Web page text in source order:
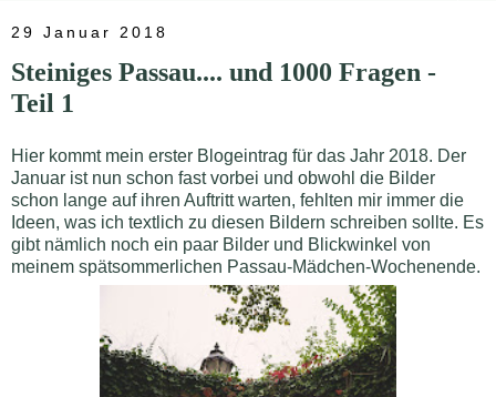
29 Januar 2018
Steiniges Passau.... und 1000 Fragen -
Teil 1
Hier kommt mein erster Blogeintrag für das Jahr 2018. Der
Januar ist nun schon fast vorbei und obwohl die Bilder
schon lange auf ihren Auftritt warten, fehlten mir immer die
Ideen, was ich textlich zu diesen Bildern schreiben sollte. Es
gibt nämlich noch ein paar Bilder und Blickwinkel von
meinem spätsommerlichen Passau-Mädchen-Wochenende.